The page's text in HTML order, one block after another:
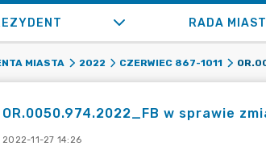
RADA
MIASTA 2022 CZERWIEC 867-1011
OR.0050.974.2022_FB w sprawie
2022-11-27 14:26